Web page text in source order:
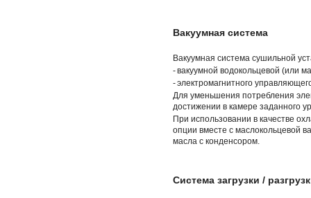
Вакуумная система
Вакуумная система сушильной
-вакуумной водокольцевой (или
-электромагнитного
Для уменьшения потребления
достижении в камере заданного
При использовании в качестве
опции вместе с маслокольцевой
масла с конденсором.
Система загрузки /